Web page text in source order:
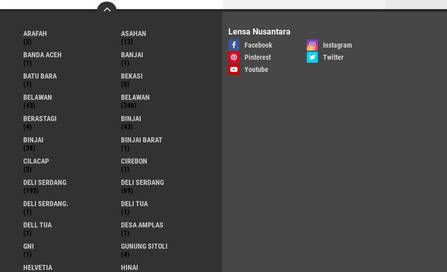
ARAFAH
(2)
ASAHAN
(13)
BANDA ACEH
(1)
BANJAI
(1)
BATU BARA
(1)
BEKASI
(5)
BELAWAN
(43)
BELAWAN
(346)
BERASTAGI
(4)
BINJAI
(43)
BINJAI
(38)
BINJAI BARAT
(1)
CILACAP
(2)
CIREBON
(1)
DELI SERDANG
(193)
DELI SERDANG
(69)
DELI SERDANG.
(1)
DELI TUA
(1)
DELL TUA
(1)
DESA AMPLAS
(1)
GNI
(1)
GUNUNG SITOLI
(4)
HELVETIA
HINAI
Lensa Nusantara
Facebook
Instagram
Pinterest
Twitter
Youtube